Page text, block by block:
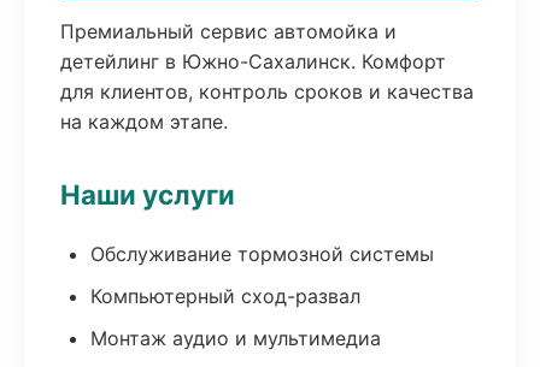
Премиальный сервис автомойка и
детейлинг в Южно-Сахалинск. Комфорт
для клиентов, контроль сроков и качества
на каждом этапе.
Наши услуги
Обслуживание тормозной системы
Компьютерный сход-развал
Монтаж аудио и мультимедиа